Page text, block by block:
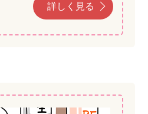
詳しく見る